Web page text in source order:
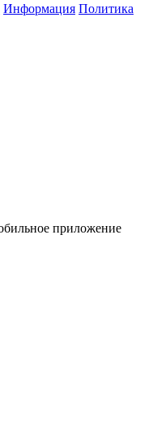
Информация Политика
приложение